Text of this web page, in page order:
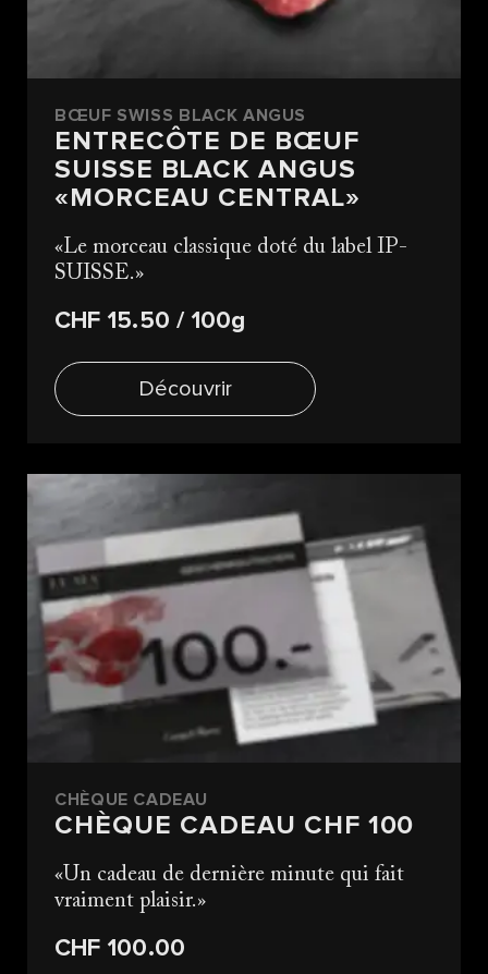
BŒUF SWISS BLACK ANGUS
ENTRECÔTE DE BŒUF
SUISSE BLACK ANGUS
«MORCEAU CENTRAL»
Le morceau classique doté du label IP-
SUISSE.
CHF 15.50/ 100g
Découvrir
CHÈQUE CADEAU
CHÈQUE CADEAU CHF 100
Un cadeau de dernière minute qui fait
vraiment plaisir.
CHF 100.00